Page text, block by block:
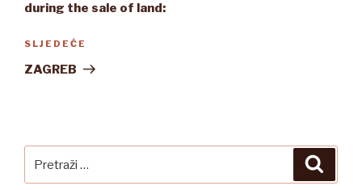
during the sale of land:
Sljedeća
objava
SLJEDEĆE
ZAGREB